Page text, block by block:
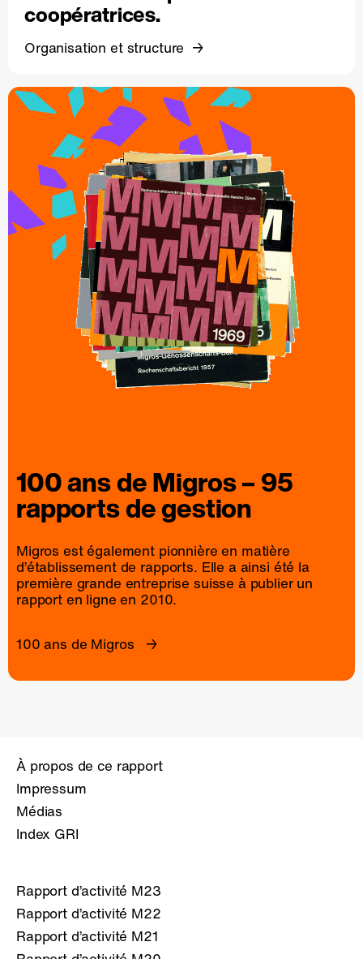
coopératrices.
Organisation et structure
100 ans deMigros– 95
rapportsdegestion
Migros est également pionnière en matière
d’établissement de rapports. Elle a ainsi été la
première grande entreprise suisse à publier un
rapport en ligne en 2010.
100 ans de Migros
À propos de ce rapport
Impressum
Médias
Index GRI
Rapport d’activité M23
Rapport d’activité M22
Rapport d’activité M21